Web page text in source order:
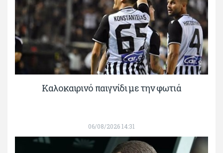
Καλοκαιρινό παιγνίδι με την φωτιά
06/08/2026 14:31